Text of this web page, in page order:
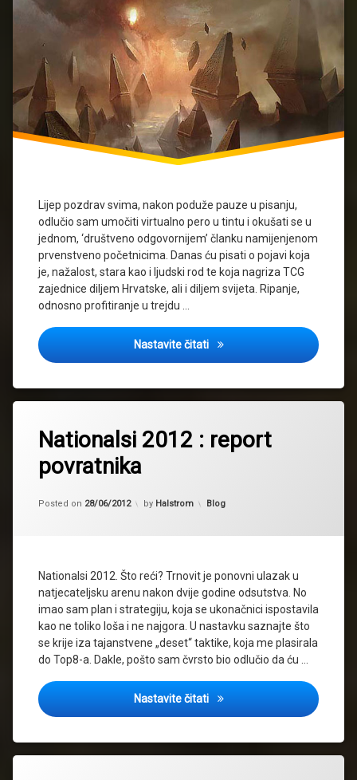
Lijep pozdrav svima, nakon poduže pauze u pisanju,
odlučio sam umočiti virtualno pero u tintu i okušati se u
jednom, ‘društveno odgovornijem’ članku namijenjenom
prvenstveno početnicima. Danas ću pisati o pojavi koja
je, nažalost, stara kao i ljudski rod te koja nagriza TCG
zajednice diljem Hrvatske, ali i diljem svijeta. Ripanje,
odnosno profitiranje u trejdu …
Nastavite čitati Patologija TCG-a (ili o
Nationalsi 2012 : report
povratnika
Posted on 28/06/2012
Updated on 28/06/2012
by Halstrom Kategorije:
Blog
Nationalsi 2012. Što reći? Trnovit je ponovni ulazak u
natjecateljsku arenu nakon dvije godine odsutstva. No
imao sam plan i strategiju, koja se ukonačnici ispostavila
kao ne toliko loša i ne najgora. U nastavku saznajte što
se krije iza tajanstvene „deset“ taktike, koja me plasirala
do Top8-a. Dakle, pošto sam čvrsto bio odlučio da ću …
Nastavite čitati Nationalsi 2012 : report